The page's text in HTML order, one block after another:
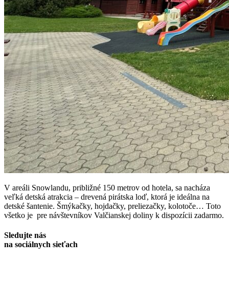
V areáli Snowlandu, približné 150 metrov od hotela, sa nacháza
veľká detská atrakcia – drevená pirátska loď, ktorá je ideálna na
detské šantenie. Šmýkačky, hojdačky, preliezačky, kolotoče… Toto
všetko je pre návštevníkov Valčianskej doliny k dispozícii zadarmo.
Sledujte nás
na sociálnych sieťach